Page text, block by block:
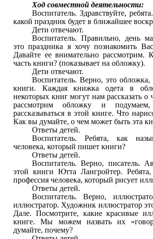
Ход совместной деятельности:
Воспитатель. Здравствуйте,
какой праздник будет в ближайшее
Дети отвечают.
Воспитатель. Правильно, день
это праздника я хочу познакомить
Давайте ее внимательно рассмотрим.
часть книги? (показывает на обложку).
Дети отвечают.
Воспитатель. Верно, это
книги. Каждая книжка одета в
некоторых книг могут нам рассказать о
рассмотрим обложку и
рассказываться в этой книге. Что
Как вы думайте, о чем может быть эта
Ответы детей.
Воспитатель. Ребята, как
человека, который пишет книги?
Ответы детей.
Воспитатель. Верно, писатель.
этой книги Ютта Лангройтер.
профессия человека, который рисует
Ответы детей.
Воспитатель. Верно,
иллюстратор. Художник иллюстратор
Дале. Посмотрите, какие красивые
книге. Мы можем назвать их
думайте, почему?